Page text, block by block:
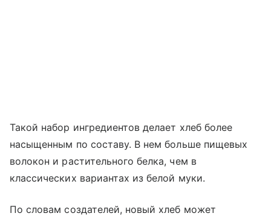
Такой набор ингредиентов делает хлеб более
насыщенным по составу. В нем больше пищевых
волокон и растительного белка, чем в
классических вариантах из белой муки.
По словам создателей, новый хлеб может